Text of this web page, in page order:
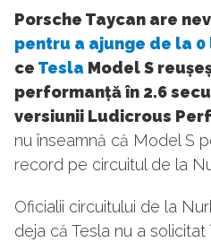
Porsche Taycan are
pentru a ajunge de la
ce Tesla Model S
performanță în 2.6
versiunii Ludicrous
nu înseamnă că Model S
record pe circuitul de la
Oficialii circuitului de la
deja că Tesla nu a